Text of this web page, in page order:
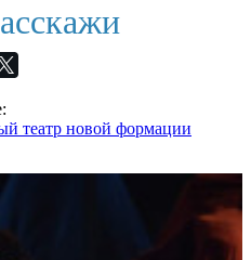
театр новой формации